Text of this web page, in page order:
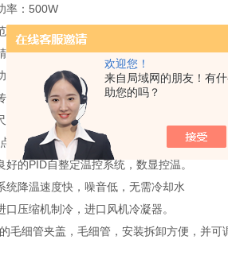
欢迎您！
来自局域网的朋友！有
助您的吗？
率：500W
围：-68℃～室温 或0～90℃
度：±0.1℃
率：380W×2
感器：工业铂电阻，Pt100
寸：900×530×530(mm)
】
好的PID自整定温控系统，数显控温。
统降温速度快，噪音低，无需冷却水
口压缩机制冷，进口风机冷凝器。
毛细管夹盖，毛细管，安装拆卸方便，并可